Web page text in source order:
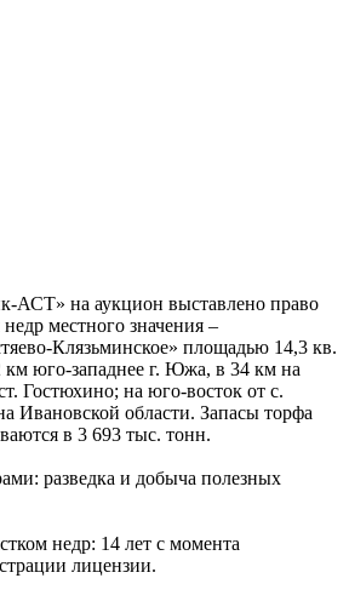
на аукцион выставлено право
местного значения –
Клязьминское» площадью 14,3 кв.
юго-западнее г. Южа, в 34 км на
Гостюхино; на юго-восток от с.
Ивановской области. Запасы торфа
в 3 693 тыс. тонн.
разведка и добыча полезных
недр: 14 лет с момента
лицензии.